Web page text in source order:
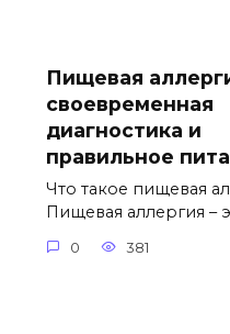
Пищевая
своевременная
диагностика и
правильное
Что такое пищевая
Пищевая аллергия –
0 381